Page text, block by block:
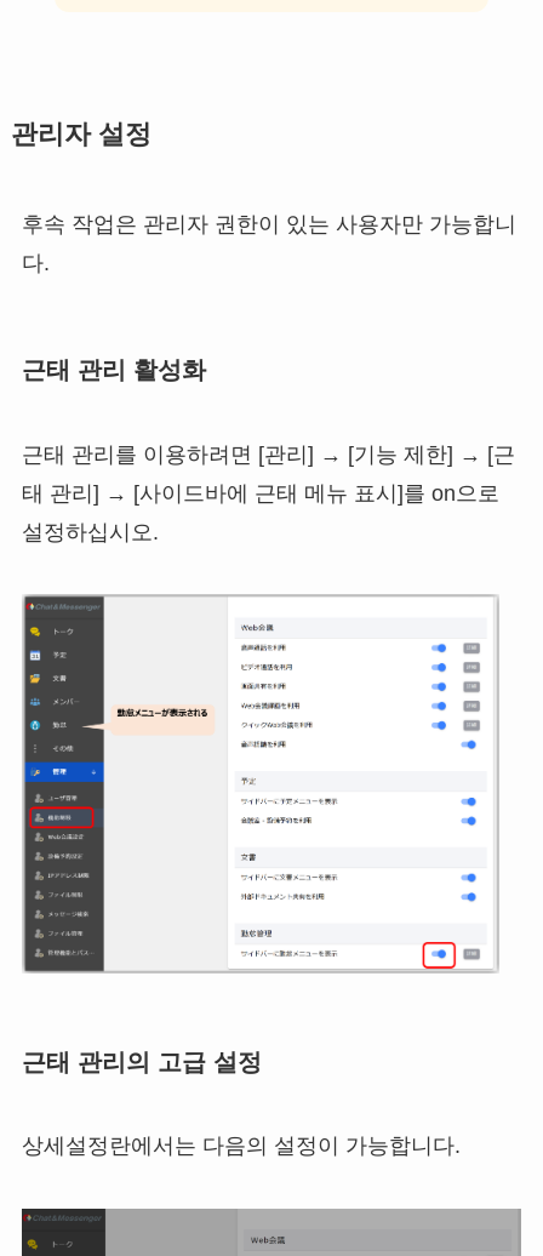
관리자 설정
후속 작업은 관리자 권한이 있는 사용자만 가능합니
다.
근태 관리 활성화
근태 관리를 이용하려면 [관리] → [기능 제한] → [근
태 관리] → [사이드바에 근태 메뉴 표시]를 on으로
설정하십시오.
근태 관리의 고급 설정
상세설정란에서는 다음의 설정이 가능합니다.